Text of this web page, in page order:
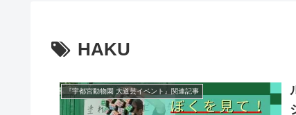
HAKU
『宇都宮動物園 大道芸イベント』関連記事